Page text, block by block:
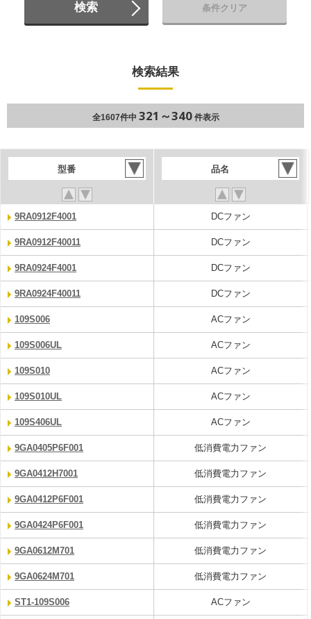
検索 条件クリア
検索結果
全1607件中 321～340件表示
型番 品名
9RA0912F4001 DCファン
9RA0912F40011 DCファン
9RA0924F4001 DCファン
9RA0924F40011 DCファン
109S006 ACファン
109S006UL ACファン
109S010 ACファン
109S010UL ACファン
109S406UL ACファン
9GA0405P6F001 低消費電力ファン
9GA0412H7001 低消費電力ファン
9GA0412P6F001 低消費電力ファン
9GA0424P6F001 低消費電力ファン
9GA0612M701 低消費電力ファン
9GA0624M701 低消費電力ファン
ST1-109S006 ACファン